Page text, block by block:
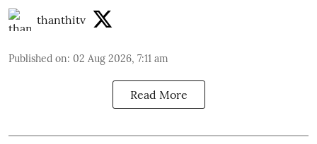
thanthitv
Published on: 02 Aug 2026, 7:11 am
Read More